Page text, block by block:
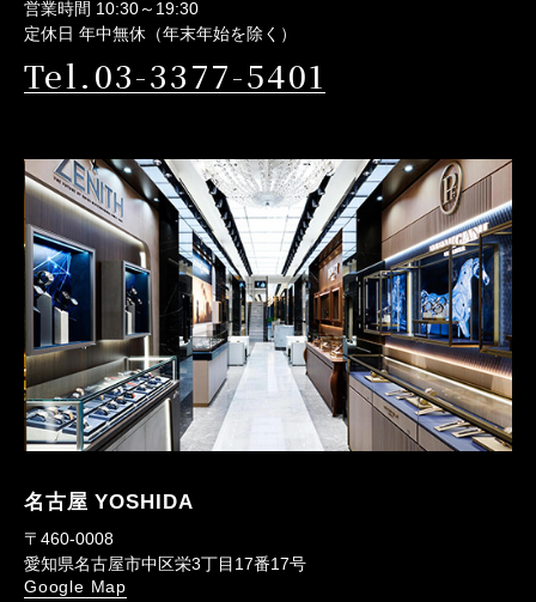
営業時間 10:30～19:30
定休日 年中無休（年末年始を除く）
Tel.03-3377-5401
名古屋 YOSHIDA
〒460-0008
愛知県名古屋市中区栄3丁目17番17号
Google Map